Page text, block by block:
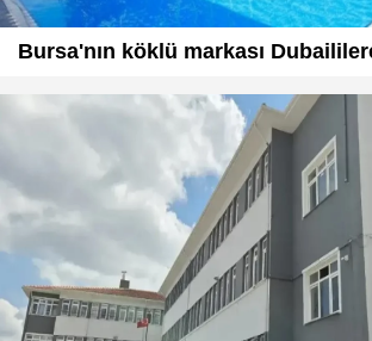
Bursa'nın köklü markası